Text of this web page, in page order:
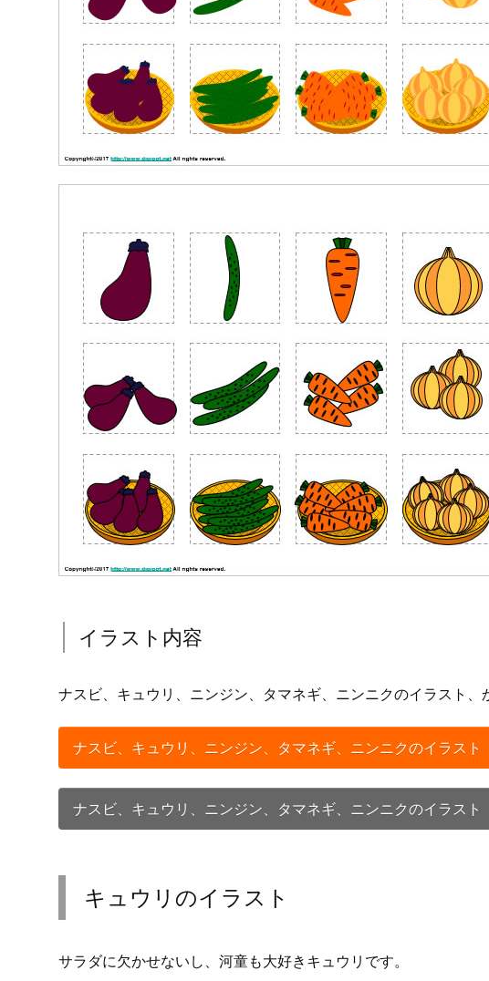
イラスト内容
ナスビ、キュウリ、ニンジン、タマネギ、ニンニクのイラスト、
ナスビ、キュウリ、ニンジン、タマネギ、ニンニクのイラス
ナスビ、キュウリ、ニンジン、タマネギ、ニンニクのイラス
キュウリのイラスト
サラダに欠かせないし、河童も大好きキュウリです。